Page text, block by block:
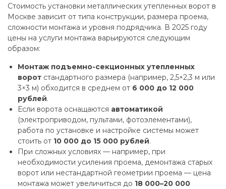
Стоимость установки металлических утепленных ворот в
Москве зависит от типа конструкции, размера проема,
сложности монтажа и уровня подрядчика. В 2025 году
цены на услуги монтажа варьируются следующим
образом:
Монтаж подъемно-секционных утепленных
ворот стандартного размера (например, 2,5×2,3 м или
3×3 м) обходится в среднем от 6 000 до 12 000
рублей.
Если ворота оснащаются автоматикой
(электроприводом, пультами, фотоэлементами),
работа по установке и настройке системы может
стоить от 10 000 до 15 000 рублей.
При сложных условиях — например, при
необходимости усиления проема, демонтажа старых
ворот или нестандартной геометрии проема — цена
монтажа может увеличиться до 18 000–20 000